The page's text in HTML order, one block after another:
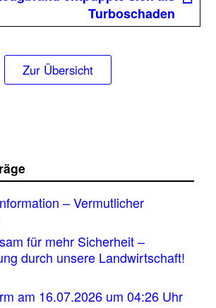
Turboschaden
Zur Übersicht
– Vermutlicher
für mehr Sicherheit –
durch unsere Landwirtschaft!
am 16.07.2026 um 04:26 Uhr